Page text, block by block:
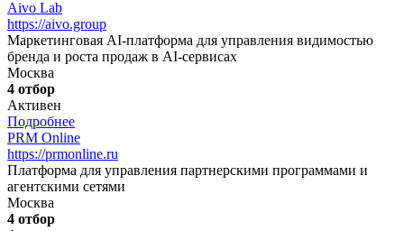
Aivo Lab
https://aivo.group
Маркетинговая AI-платформа для управления видимостью
бренда и роста продаж в AI-сервисах
Москва
4 отбор
Активен
Подробнее
PRM Online
https://prmonline.ru
Платформа для управления партнерскими программами и
агентскими сетями
Москва
4 отбор